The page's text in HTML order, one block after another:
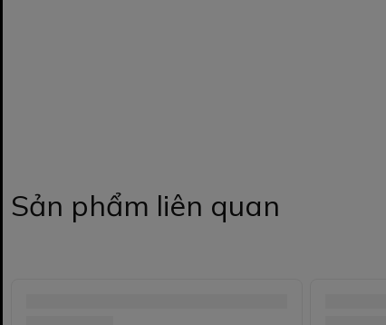
Sản phẩm liên quan